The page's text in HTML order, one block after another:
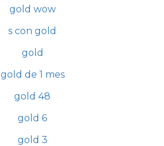
gold wow
s con gold
gold
gold de 1 mes
gold 48
gold 6
gold 3